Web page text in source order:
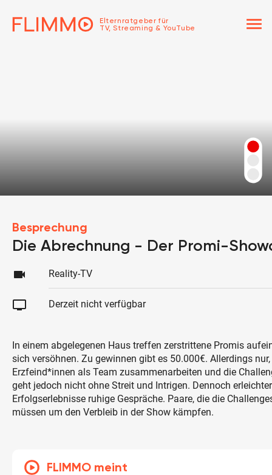
Elternratgeber für
TV, Streaming & YouTube
menu
Besprechung
Die Abrechnung - Der Promi-
videocam Reality-TV
tv Derzeit nicht verfügbar
In einem abgelegenen Haus treffen zerstrittene Promis
sich versöhnen. Zu gewinnen gibt es 50.000€. Allerdings
Erzfeind*innen als Team zusammenarbeiten und die
geht jedoch nicht ohne Streit und Intrigen. Dennoch
Erfolgserlebnisse ruhige Gespräche. Paare, die die
müssen um den Verbleib in der Show kämpfen.
FLIMMO meint